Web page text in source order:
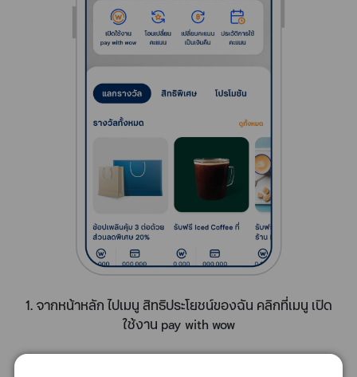
1. จากหน้าหลัก ไปเมนู สิทธิประโยชน์ของฉัน คลิกที่เมนู เปิด
ใช้งาน pay with wow